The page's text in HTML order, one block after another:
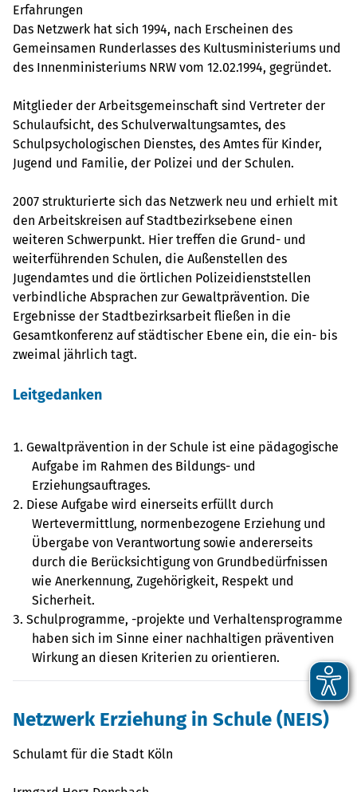
Erfahrungen
Das Netzwerk hat sich 1994, nach Erscheinen des
Gemeinsamen Runderlasses des Kultusministeriums und
des Innenministeriums NRW vom 12.02.1994, gegründet.
Mitglieder der Arbeitsgemeinschaft sind Vertreter der
Schulaufsicht, des Schulverwaltungsamtes, des
Schulpsychologischen Dienstes, des Amtes für Kinder,
Jugend und Familie, der Polizei und der Schulen.
2007 strukturierte sich das Netzwerk neu und erhielt mit
den Arbeitskreisen auf Stadtbezirksebene einen
weiteren Schwerpunkt. Hier treffen die Grund- und
weiterführenden Schulen, die Außenstellen des
Jugendamtes und die örtlichen Polizeidienststellen
verbindliche Absprachen zur Gewaltprävention. Die
Ergebnisse der Stadtbezirksarbeit fließen in die
Gesamtkonferenz auf städtischer Ebene ein, die ein- bis
zweimal jährlich tagt.
Leitgedanken
Gewaltprävention in der Schule ist eine pädagogische
Aufgabe im Rahmen des Bildungs- und
Erziehungsauftrages.
Diese Aufgabe wird einerseits erfüllt durch
Wertevermittlung, normenbezogene Erziehung und
Übergabe von Verantwortung sowie andererseits
durch die Berücksichtigung von Grundbedürfnissen
wie Anerkennung, Zugehörigkeit, Respekt und
Sicherheit.
Schulprogramme, -projekte und Verhaltensprogramme
haben sich im Sinne einer nachhaltigen präventiven
Wirkung an diesen Kriterien zu orientieren.
Netzwerk Erziehung in Schule (NEIS)
Schulamt für die Stadt Köln